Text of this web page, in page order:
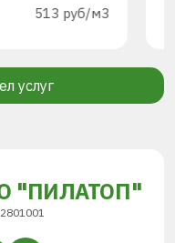
513 руб/м3
услуг
"ПИЛАТОП"